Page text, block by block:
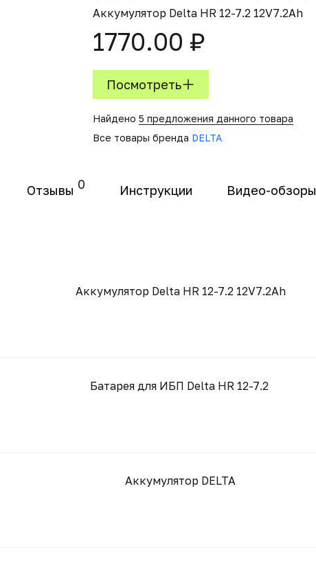
Аккумулятор Delta HR 12-7.2 12V7.2Ah
1770.00 ₽
Посмотреть
Найдено 5 предложения данного товара
Все товары бренда DELTA
Отзывы 0 Инструкции Видео-обзоры
Аккумулятор Delta HR 12-7.2 12V7.2Ah
Батарея для ИБП Delta HR 12-7.2
Аккумулятор DELTA